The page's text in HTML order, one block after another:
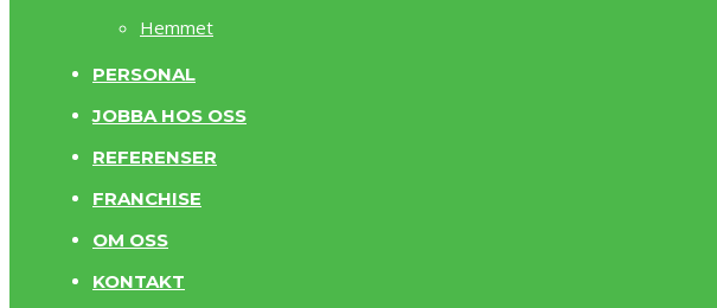
Hemmet
PERSONAL
JOBBA HOS OSS
REFERENSER
FRANCHISE
OM OSS
KONTAKT